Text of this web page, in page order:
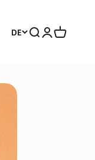
DE SucheAnmelden